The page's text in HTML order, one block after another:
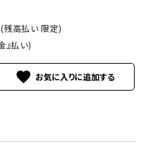
残高払い 限定)
』払い)
favorite